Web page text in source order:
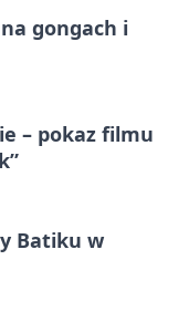
gongach i
– pokaz filmu
Batiku w